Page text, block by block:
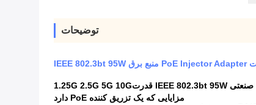
توضیحات
1.25G 2.5G 5G 10G
مزایایی که یک تزریق کننده PoE دارد